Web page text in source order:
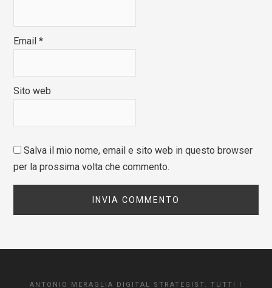
Email*
Sito web
Salva il mio nome, email e sito web in questo browser
per la prossima volta che commento.
ANTONIO MERAGLIA DIGITAL STRATEGIST. TUTTI I